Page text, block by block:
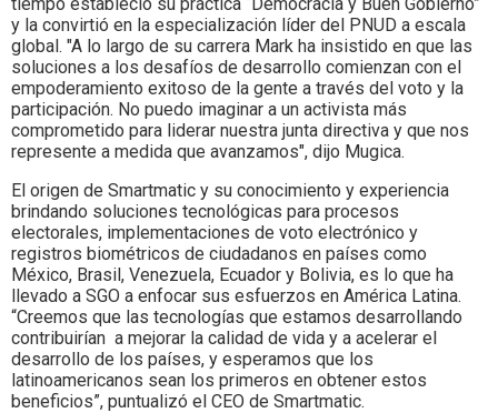
y la convirtió en la especialización líder del PNUD a escala
global. "A lo largo de su carrera Mark ha insistido en que las
soluciones a los desafíos de desarrollo comienzan con el
empoderamiento exitoso de la gente a través del voto y la
participación. No puedo imaginar a un activista más
comprometido para liderar nuestra junta directiva y que nos
represente a medida que avanzamos", dijo Mugica.
El origen de Smartmatic y su conocimiento y experiencia
brindando soluciones tecnológicas para procesos
electorales, implementaciones de voto electrónico y
registros biométricos de ciudadanos en países como
México, Brasil, Venezuela, Ecuador y Bolivia, es lo que ha
llevado a SGO a enfocar sus esfuerzos en América Latina.
“Creemos que las tecnologías que estamos desarrollando
contribuirían a mejorar la calidad de vida y a acelerar el
desarrollo de los países, y esperamos que los
latinoamericanos sean los primeros en obtener estos
beneficios”, puntualizó el CEO de Smartmatic.